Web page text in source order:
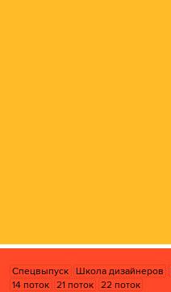
Спецвыпуск Школа дизайнеров
14 поток
21 поток 22 поток